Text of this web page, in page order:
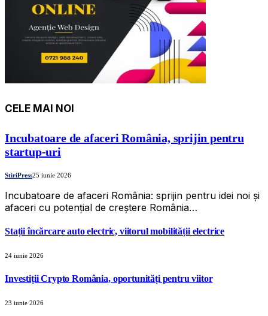
CELE MAI NOI
Incubatoare de afaceri România, sprijin pentru
startup-uri
StiriPress25 iunie 2026
Incubatoare de afaceri România: sprijin pentru idei noi și
afaceri cu potențial de creștere România…
Stații încărcare auto electric, viitorul mobilității electrice
24 iunie 2026
Investiții Crypto România, oportunități pentru viitor
23 iunie 2026